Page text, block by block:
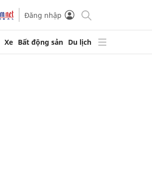
Đăng nhập
Xe Bất động sản Du lịch